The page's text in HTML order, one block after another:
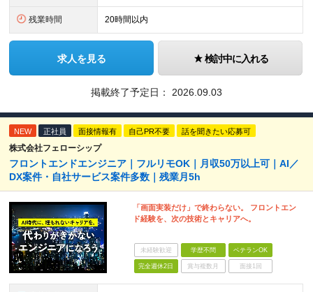
残業時間 20時間以内
求人を見る 検討中に入れる
掲載終了予定日： 2026.09.03
NEW 正社員 面接情報有 自己PR不要 話を聞きたい応募可
株式会社フェローシップ
フロントエンドエンジニア｜フルリモOK｜月収50万以上可｜AI／
DX案件・自社サービス案件多数｜残業月5h
「画面実装だけ」で終わらない。 フロントエン
ド経験を、次の技術とキャリアへ。
未経験歓迎 学歴不問 ベテランOK
完全週休2日 賞与複数月 面接1回